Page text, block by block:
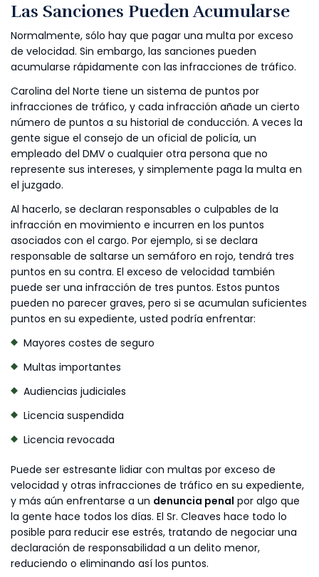
Las Sanciones Pueden Acumularse
Normalmente, sólo hay que pagar una multa por exceso
de velocidad. Sin embargo, las sanciones pueden
acumularse rápidamente con las infracciones de tráfico.
Carolina del Norte tiene un sistema de puntos por
infracciones de tráfico, y cada infracción añade un cierto
número de puntos a su historial de conducción. A veces la
gente sigue el consejo de un oficial de policía, un
empleado del DMV o cualquier otra persona que no
represente sus intereses, y simplemente paga la multa en
el juzgado.
Al hacerlo, se declaran responsables o culpables de la
infracción en movimiento e incurren en los puntos
asociados con el cargo. Por ejemplo, si se declara
responsable de saltarse un semáforo en rojo, tendrá tres
puntos en su contra. El exceso de velocidad también
puede ser una infracción de tres puntos. Estos puntos
pueden no parecer graves, pero si se acumulan suficientes
puntos en su expediente, usted podría enfrentar:
Mayores costes de seguro
Multas importantes
Audiencias judiciales
Licencia suspendida
Licencia revocada
Puede ser estresante lidiar con multas por exceso de
velocidad y otras infracciones de tráfico en su expediente,
y más aún enfrentarse a un denuncia penal por algo que
la gente hace todos los días. El Sr. Cleaves hace todo lo
posible para reducir ese estrés, tratando de negociar una
declaración de responsabilidad a un delito menor,
reduciendo o eliminando así los puntos.